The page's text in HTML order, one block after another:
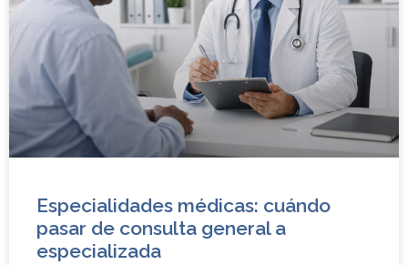
Especialidades médicas: cuándo
pasar de consulta general a
especializada